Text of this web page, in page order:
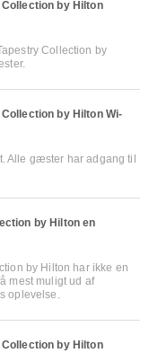
by Hilton
Collection by
by Hilton Wi-
Alle gæster har adgang til
by Hilton en
by Hilton har ikke en
mest muligt ud af
oplevelse.
by Hilton